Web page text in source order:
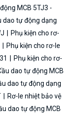
MCB 5TJ3 -
dao tự động dạng
Phụ kiện cho rơ-
Phụ kiện cho rơ-le
Phụ kiện cho rơ-
dao tự động MCB
dao tự động dạng
Rơ-le nhiệt bảo vệ
dao tự động MCB